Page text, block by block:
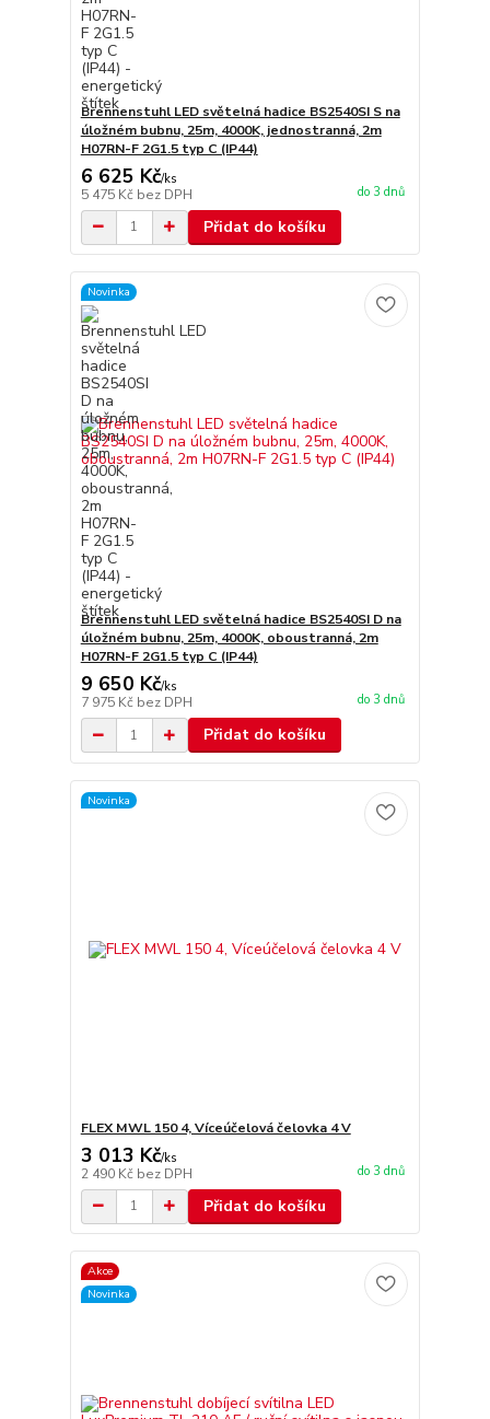
Brennenstuhl LED světelná hadice BS2540SI S na
úložném bubnu, 25m, 4000K, jednostranná, 2m
H07RN-F 2G1.5 typ C (IP44)
6 625 Kč/ks
5 475 Kč bez DPH do 3 dnů
Přidat do košíku
Novinka
Brennenstuhl LED světelná hadice BS2540SI D na
úložném bubnu, 25m, 4000K, oboustranná, 2m
H07RN-F 2G1.5 typ C (IP44)
9 650 Kč/ks
7 975 Kč bez DPH do 3 dnů
Přidat do košíku
Novinka
FLEX MWL 150 4, Víceúčelová čelovka 4 V
3 013 Kč/ks
2 490 Kč bez DPH do 3 dnů
Přidat do košíku
Akce
Novinka